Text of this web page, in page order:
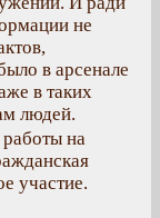
не
в арсенале
в таких
людей.
работы на
участие.